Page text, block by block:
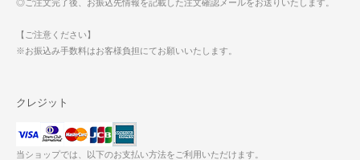
◎ご注文完了後、お振込先情報を記載した注文確認メールをお送りいたします。
【ご注意ください】
※お振込み手数料はお客様負担にてお願いいたします。
クレジット
当ショップでは、以下のお支払い方法をご利用いただけます。